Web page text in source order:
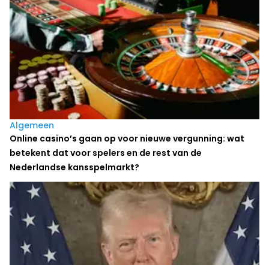
Algemeen
Online casino’s gaan op voor nieuwe vergunning: wat
betekent dat voor spelers en de rest van de
Nederlandse kansspelmarkt?